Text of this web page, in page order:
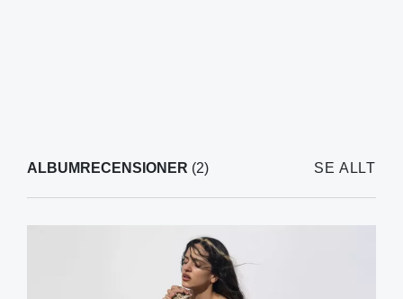
ALBUMRECENSIONER (2) SE ALLT